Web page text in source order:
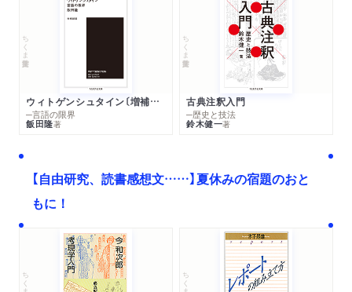
ちくま学芸文庫
ウィトゲンシュタイン〔増補新版〕
─言語の限界
飯田隆著
ちくま学芸文庫
古典注釈入門
─歴史と技法
鈴木健一著
【自由研究、読書感想文……】夏休みの宿題のおと
もに！
ちくま文庫 ちくま学芸文庫